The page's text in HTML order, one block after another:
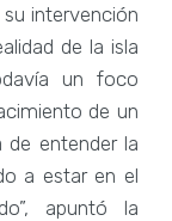
intervención
de la isla
un foco
de un
entender la
a estar en el
apuntó la